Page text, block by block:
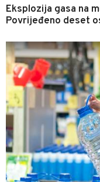
Eksplozija gasa na
Povrijeđeno deset